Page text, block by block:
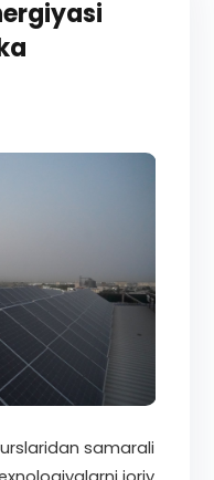
samarali